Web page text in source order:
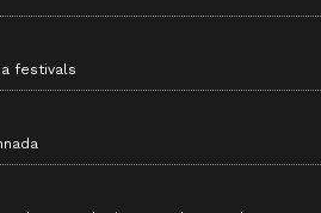
festivals